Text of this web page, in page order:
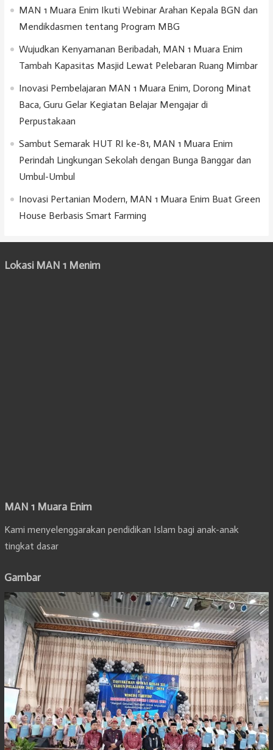
MAN 1 Muara Enim Ikuti Webinar Arahan Kepala BGN dan
Mendikdasmen tentang Program MBG
Wujudkan Kenyamanan Beribadah, MAN 1 Muara Enim
Tambah Kapasitas Masjid Lewat Pelebaran Ruang Mimbar
Inovasi Pembelajaran MAN 1 Muara Enim, Dorong Minat
Baca, Guru Gelar Kegiatan Belajar Mengajar di
Perpustakaan
Sambut Semarak HUT RI ke-81, MAN 1 Muara Enim
Perindah Lingkungan Sekolah dengan Bunga Banggar dan
Umbul-Umbul
Inovasi Pertanian Modern, MAN 1 Muara Enim Buat Green
House Berbasis Smart Farming
Lokasi MAN 1 Menim
MAN 1 Muara Enim
Kami menyelenggarakan pendidikan Islam bagi anak-anak
tingkat dasar
Gambar